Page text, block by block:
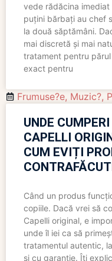
vede rădăcina imediat
puțini bărbați au chef
la două săptămâni.
mai discretă și mai
tratament pentru
exact pentru
Frumuse?e, Muzic?,
UNDE
CAPELLI
CUM EVIȚI
Când un produs
copiile. Dacă vrei să
Capelli original, e
unde îl iei ca să
tratamentul autentic,
și cu garanție. Îți